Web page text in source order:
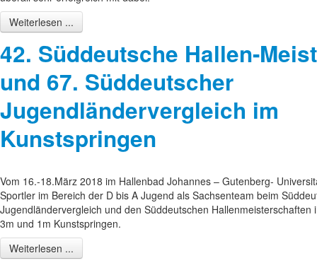
Weiterlesen ...
42. Süddeutsche Hallen-
und 67. Süddeutscher
Jugendländervergleich im
Kunstspringen
Vom 16.-18.März 2018 im Hallenbad Johannes – Gutenberg-
Sportler im Bereich der D bis A Jugend als Sachsenteam beim
Jugendländervergleich und den Süddeutschen Hallenmeisterschaften
3m und 1m Kunstspringen.
Weiterlesen ...